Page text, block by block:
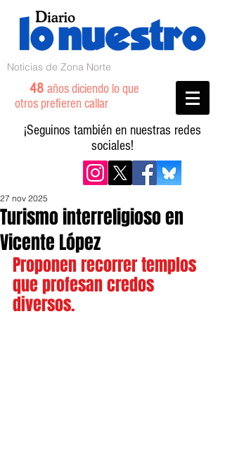
Noticias de Zona Norte
48 años diciendo lo que
otros prefieren callar
¡Seguinos también en nuestras redes
sociales!
Turismo interreligioso en
Vicente López
27 nov 2025
Proponen recorrer templos
que profesan credos
diversos.